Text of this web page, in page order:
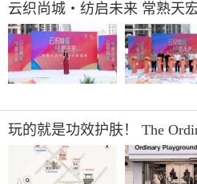
云织尚城・纺启未来 常熟天
玩的就是功效护肤！ The
游乐场限时登陆广州东山口